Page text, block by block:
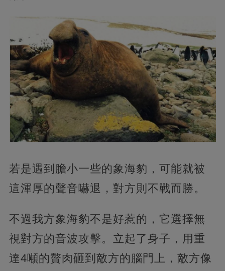
若是遇到膽小一些的象海豹，可能就被
這渾厚的聲音嚇退，對方則不戰而勝。
不過我方象海豹不是好惹的，它選擇無
視對方的音波攻擊。立起了身子，用重
達4噸的贅肉砸到敵方的腦門上，敵方像